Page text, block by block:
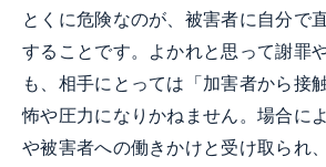
とくに危険なのが、被害者に自分で
することです。よかれと思って謝罪
も、相手にとっては「加害者から接
怖や圧力になりかねません。場合に
や被害者への働きかけと受け取られ